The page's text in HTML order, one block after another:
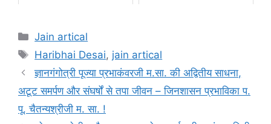
Categories
Jain artical
Tags
Haribhai Desai, jain artical
ज्ञानगंगोत्री पूज्या प्रभाकंवरजी म.सा. की अद्वितीय साधना,
अटूट समर्पण और संघर्षों से तपा जीवन – जिनशासन प्रभाविका प.
पू. चैतन्यश्रीजी म. सा. !